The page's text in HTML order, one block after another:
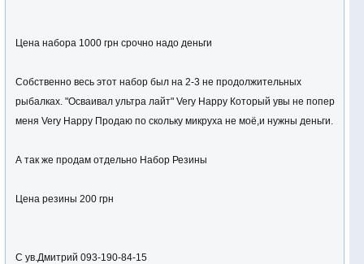
Цена набора 1000 грн срочно надо деньги
Собственно весь этот набор был на 2-3 не продолжительных
рыбалках. "Осваивал ультра лайт" Very Happy Который увы не попер
меня Very Happy Продаю по скольку микруха не моё,и нужны деньги.
А так же продам отдельно Набор Резины
Цена резины 200 грн
С ув.Дмитрий 093-190-84-15